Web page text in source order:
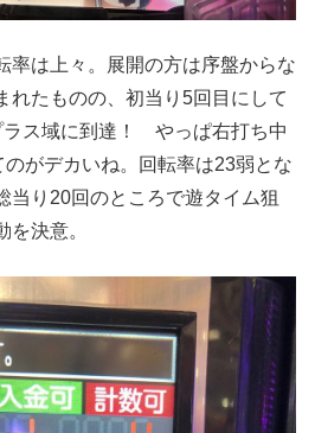
率は上々。展開の方は序盤からな
れたものの、初当り5回目にして
ラス域に到達！ やっぱ右打ち中
がデカいね。回転率は23弱とな
当り20回のところで遊タイム狙
を決意。